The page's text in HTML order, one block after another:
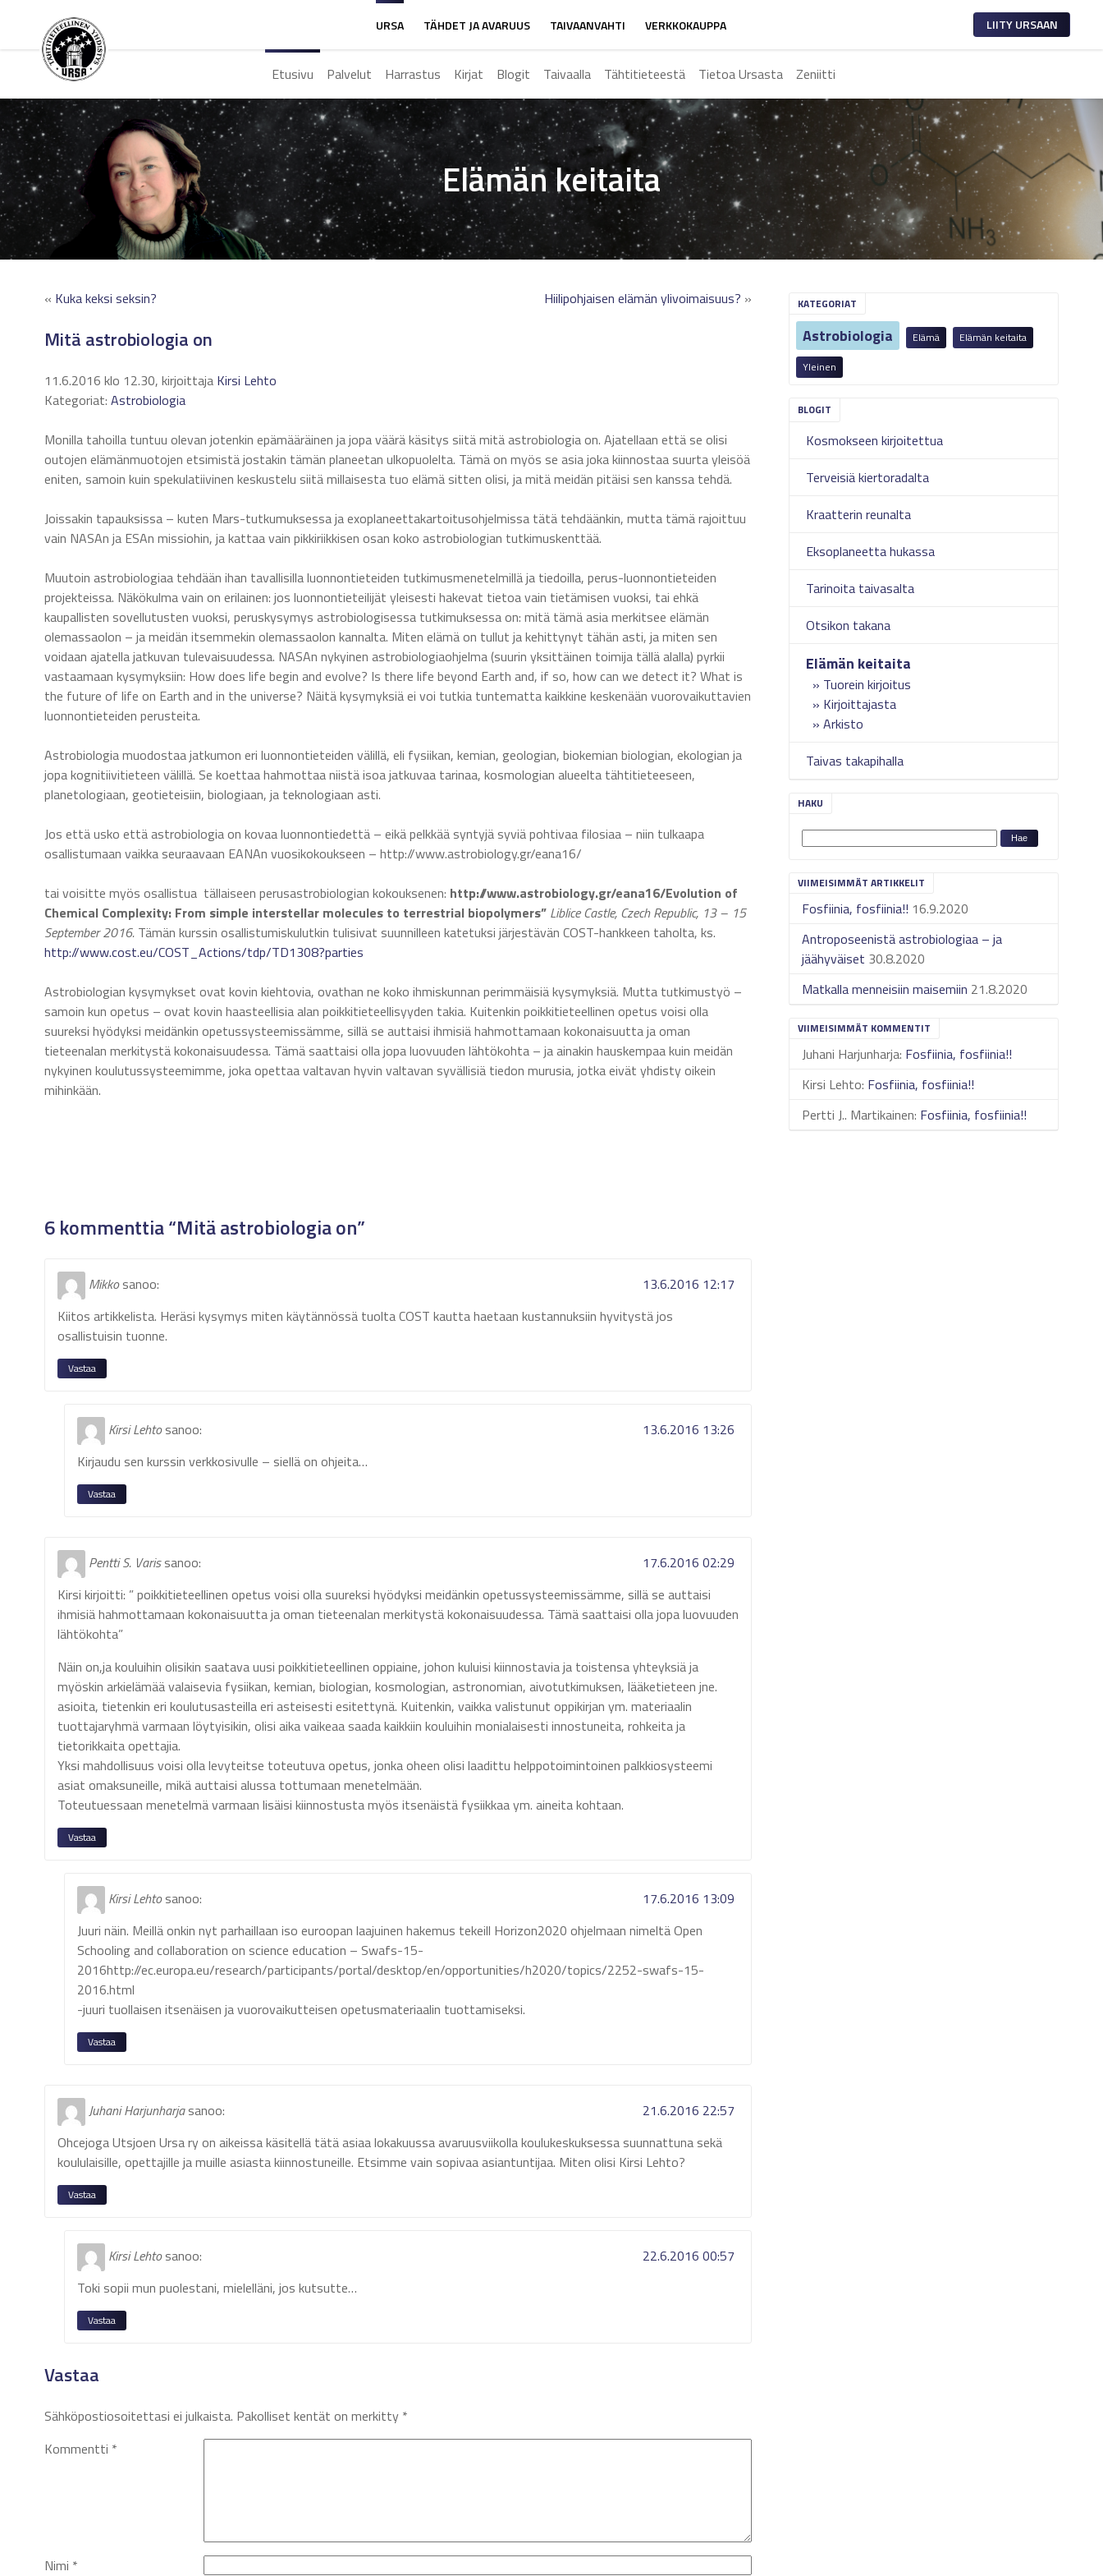
LIITY URSAAN
URSA TÄHDET JA AVARUUS TAIVAANVAHTI VERKKOKAUPPA
Etusivu Palvelut Harrastus Kirjat Blogit Taivaalla Tähtitieteestä Tietoa Ursasta Zeniitti
Elämän keitaita
KATEGORIAT
Astrobiologia Elämä
Elämän keitaita
Yleinen
Kosmokseen kirjoitettua
Terveisiä kiertoradalta
Kraatterin reunalta
Eksoplaneetta hukassa
Tarinoita taivasalta
Otsikon takana
Elämän keitaita
Tuorein kirjoitus
Kirjoittajasta
Arkisto
Taivas takapihalla
HAKU
VIIMEISIMMÄT ARTIKKELIT
Fosfiinia, fosfiinia!! 16.9.2020
Antroposeenistä astrobiologiaa – ja
jäähyväiset 30.8.2020
Matkalla menneisiin maisemiin 21.8.2020
VIIMEISIMMÄT KOMMENTIT
Juhani Harjunharja: Fosfiinia, fosfiinia!!
Kirsi Lehto: Fosfiinia, fosfiinia!!
Pertti J.. Martikainen: Fosfiinia, fosfiinia!!
« Kuka keksi seksin? Hiilipohjaisen elämän ylivoimaisuus? »
Mitä astrobiologia on
11.6.2016 klo 12.30, kirjoittaja Kirsi Lehto
Kategoriat: Astrobiologia
Monilla tahoilla tuntuu olevan jotenkin epämääräinen ja jopa väärä käsitys siitä mitä astrobiologia on. Ajatellaan että se olisi
outojen elämänmuotojen etsimistä jostakin tämän planeetan ulkopuolelta. Tämä on myös se asia joka kiinnostaa suurta yleisöä
eniten, samoin kuin spekulatiivinen keskustelu siitä millaisesta tuo elämä sitten olisi, ja mitä meidän pitäisi sen kanssa tehdä.
Joissakin tapauksissa – kuten Mars-tutkumuksessa ja exoplaneettakartoitusohjelmissa tätä tehdäänkin, mutta tämä rajoittuu
vain NASAn ja ESAn missiohin, ja kattaa vain pikkiriikkisen osan koko astrobiologian tutkimuskenttää.
Muutoin astrobiologiaa tehdään ihan tavallisilla luonnontieteiden tutkimusmenetelmillä ja tiedoilla, perus-luonnontieteiden
projekteissa. Näkökulma vain on erilainen: jos luonnontieteilijät yleisesti hakevat tietoa vain tietämisen vuoksi, tai ehkä
kaupallisten sovellutusten vuoksi, peruskysymys astrobiologisessa tutkimuksessa on: mitä tämä asia merkitsee elämän
olemassaolon – ja meidän itsemmekin olemassaolon kannalta. Miten elämä on tullut ja kehittynyt tähän asti, ja miten sen
voidaan ajatella jatkuvan tulevaisuudessa. NASAn nykyinen astrobiologiaohjelma (suurin yksittäinen toimija tällä alalla) pyrkii
vastaamaan kysymyksiin: How does life begin and evolve? Is there life beyond Earth and, if so, how can we detect it? What is
the future of life on Earth and in the universe? Näitä kysymyksiä ei voi tutkia tuntematta kaikkine keskenään vuorovaikuttavien
luonnontieteiden perusteita.
Astrobiologia muodostaa jatkumon eri luonnontieteiden välillä, eli fysiikan, kemian, geologian, biokemian biologian, ekologian ja
jopa kognitiivitieteen välillä. Se koettaa hahmottaa niistä isoa jatkuvaa tarinaa, kosmologian alueelta tähtitieteeseen,
planetologiaan, geotieteisiin, biologiaan, ja teknologiaan asti.
Jos että usko että astrobiologia on kovaa luonnontiedettä – eikä pelkkää syntyjä syviä pohtivaa filosiaa – niin tulkaapa
osallistumaan vaikka seuraavaan EANAn vuosikokoukseen – http://www.astrobiology.gr/eana16/
tai voisitte myös osallistua tällaiseen perusastrobiologian kokouksenen: http://www.astrobiology.gr/eana16/Evolution of
Chemical Complexity: From simple interstellar molecules to terrestrial biopolymers” Liblice Castle, Czech Republic, 13 – 15
September 2016. Tämän kurssin osallistumiskulutkin tulisivat suunnilleen katetuksi järjestävän COST-hankkeen taholta, ks.
http://www.cost.eu/COST_Actions/tdp/TD1308?parties
Astrobiologian kysymykset ovat kovin kiehtovia, ovathan ne koko ihmiskunnan perimmäisiä kysymyksiä. Mutta tutkimustyö –
samoin kun opetus – ovat kovin haasteellisia alan poikkitieteellisyyden takia. Kuitenkin poikkitieteellinen opetus voisi olla
suureksi hyödyksi meidänkin opetussysteemissämme, sillä se auttaisi ihmisiä hahmottamaan kokonaisuutta ja oman
tieteenalan merkitystä kokonaisuudessa. Tämä saattaisi olla jopa luovuuden lähtökohta – ja ainakin hauskempaa kuin meidän
nykyinen koulutussysteemimme, joka opettaa valtavan hyvin valtavan syvällisiä tiedon murusia, jotka eivät yhdisty oikein
mihinkään.
6 kommenttia “Mitä astrobiologia on”
Mikko sanoo:
13.6.2016 12:17
Kiitos artikkelista. Heräsi kysymys miten käytännössä tuolta COST kautta haetaan kustannuksiin hyvitystä jos
osallistuisin tuonne.
Vastaa
Kirsi Lehto sanoo:
13.6.2016 13:26
Kirjaudu sen kurssin verkkosivulle – siellä on ohjeita…
Vastaa
Pentti S. Varis sanoo:
17.6.2016 02:29
Kirsi kirjoitti: ” poikkitieteellinen opetus voisi olla suureksi hyödyksi meidänkin opetussysteemissämme, sillä se auttaisi
ihmisiä hahmottamaan kokonaisuutta ja oman tieteenalan merkitystä kokonaisuudessa. Tämä saattaisi olla jopa luovuuden
lähtökohta”
Näin on,ja kouluihin olisikin saatava uusi poikkitieteellinen oppiaine, johon kuluisi kiinnostavia ja toistensa yhteyksiä ja
myöskin arkielämää valaisevia fysiikan, kemian, biologian, kosmologian, astronomian, aivotutkimuksen, lääketieteen jne.
asioita, tietenkin eri koulutusasteilla eri asteisesti esitettynä. Kuitenkin, vaikka valistunut oppikirjan ym. materiaalin
tuottajaryhmä varmaan löytyisikin, olisi aika vaikeaa saada kaikkiin kouluihin monialaisesti innostuneita, rohkeita ja
tietorikkaita opettajia.
Yksi mahdollisuus voisi olla levyteitse toteutuva opetus, jonka oheen olisi laadittu helppotoimintoinen palkkiosysteemi
asiat omaksuneille, mikä auttaisi alussa tottumaan menetelmään.
Toteutuessaan menetelmä varmaan lisäisi kiinnostusta myös itsenäistä fysiikkaa ym. aineita kohtaan.
Vastaa
Kirsi Lehto sanoo:
17.6.2016 13:09
Juuri näin. Meillä onkin nyt parhaillaan iso euroopan laajuinen hakemus tekeill Horizon2020 ohjelmaan nimeltä Open
Schooling and collaboration on science education – Swafs-15-
2016http://ec.europa.eu/research/participants/portal/desktop/en/opportunities/h2020/topics/2252-swafs-15-
2016.html
-juuri tuollaisen itsenäisen ja vuorovaikutteisen opetusmateriaalin tuottamiseksi.
Vastaa
Juhani Harjunharja sanoo:
21.6.2016 22:57
Ohcejoga Utsjoen Ursa ry on aikeissa käsitellä tätä asiaa lokakuussa avaruusviikolla koulukeskuksessa suunnattuna sekä
koululaisille, opettajille ja muille asiasta kiinnostuneille. Etsimme vain sopivaa asiantuntijaa. Miten olisi Kirsi Lehto?
Vastaa
Kirsi Lehto sanoo:
22.6.2016 00:57
Toki sopii mun puolestani, mielelläni, jos kutsutte…
Vastaa
Vastaa
Sähköpostiosoitettasi ei julkaista. Pakolliset kentät on merkitty *
Kommentti *
Nimi *